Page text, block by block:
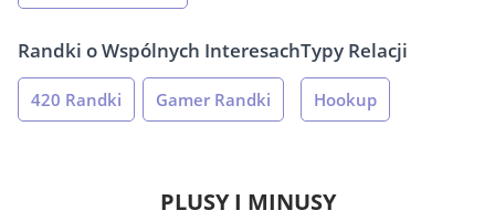
Randki o Wspólnych Interesach
420 Randki Gamer Randki
Typy Relacji
Hookup
PLUSY I MINUSY